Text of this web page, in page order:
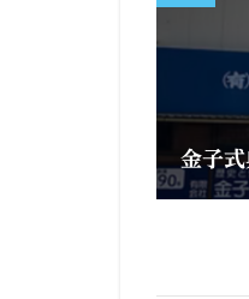
金子